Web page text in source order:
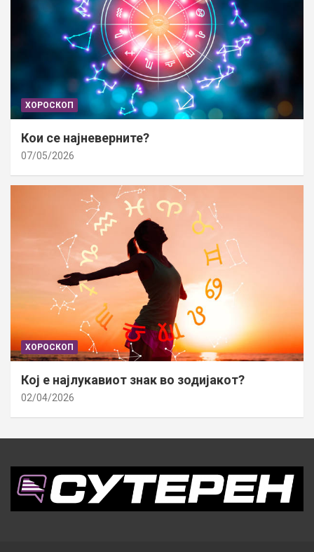
ХОРОСКОП
Кои се најневерните?
07/05/2026
ХОРОСКОП
Кој е најлукавиот знак во зодијакот?
02/04/2026